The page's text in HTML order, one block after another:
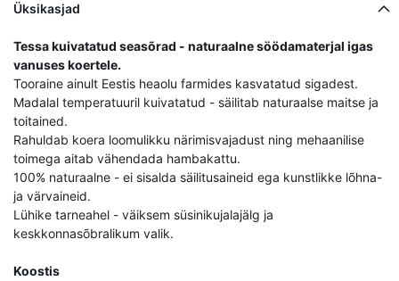
Üksikasjad
Tessa kuivatatud seasõrad - naturaalne söödamaterjal igas
vanuses koertele.
Tooraine ainult Eestis heaolu farmides kasvatatud sigadest.
Madalal temperatuuril kuivatatud - säilitab naturaalse maitse ja
toitained.
Rahuldab koera loomulikku närimisvajadust ning mehaanilise
toimega aitab vähendada hambakattu.
100% naturaalne - ei sisalda säilitusaineid ega kunstlikke lõhna-
ja värvaineid.
Lühike tarneahel - väiksem süsinikujalajälg ja
keskkonnasõbralikum valik.
Koostis